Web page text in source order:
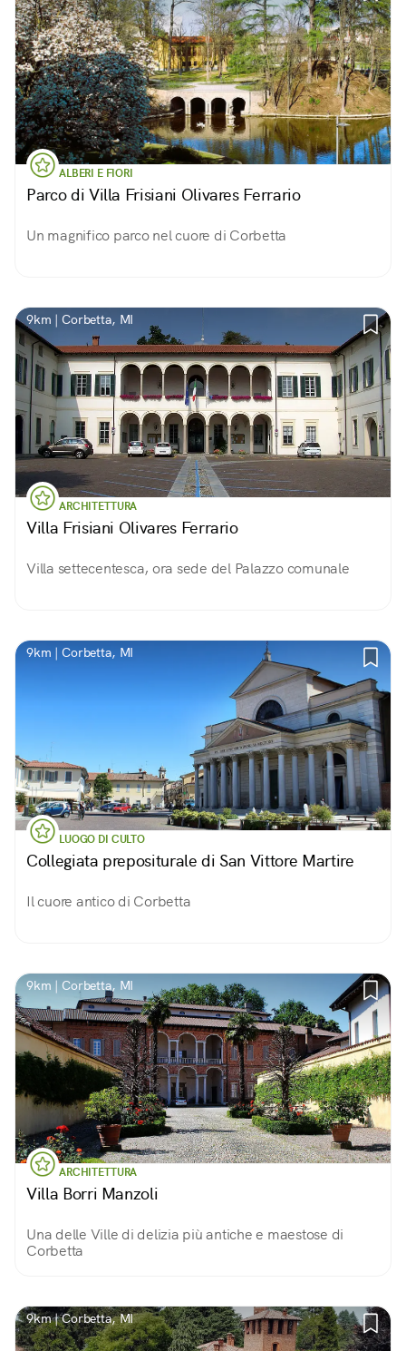
ALBERI E FIORI
Parco di Villa Frisiani Olivares Ferrario
Un magnifico parco nel cuore di Corbetta
9km | Corbetta, MI
ARCHITETTURA
Villa Frisiani Olivares Ferrario
Villa settecentesca, ora sede del Palazzo comunale
9km | Corbetta, MI
LUOGO DI CULTO
Collegiata prepositurale di San Vittore Martire
Il cuore antico di Corbetta
9km | Corbetta, MI
ARCHITETTURA
Villa Borri Manzoli
Una delle Ville di delizia più antiche e maestose di
Corbetta
9km | Corbetta, MI